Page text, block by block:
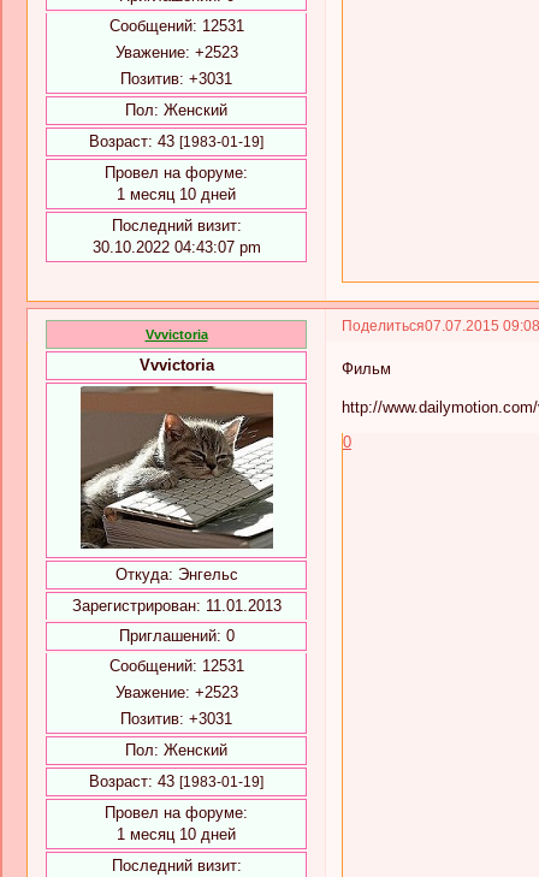
Сообщений: 12531
Уважение: +2523
Позитив: +3031
Пол: Женский
Возраст: 43 [1983-01-19]
Провел на форуме:
1 месяц 10 дней
Последний визит:
30.10.2022 04:43:07 pm
Поделиться07.07.2015
Vvvictoria
Vvvictoria
Откуда: Энгельс
Зарегистрирован: 11.01.2013
Приглашений: 0
Сообщений: 12531
Уважение: +2523
Позитив: +3031
Пол: Женский
Возраст: 43 [1983-01-19]
Провел на форуме:
1 месяц 10 дней
Последний визит:
Фильм
http://
0